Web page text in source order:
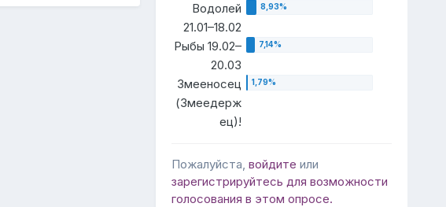
Водолей
21.01–18.02
Рыбы 19.02–
20.03
Змееносец
(Змеедерж
ец)!
Пожалуйста, войдите или
зарегистрируйтесь для возможности
голосования в этом опросе.